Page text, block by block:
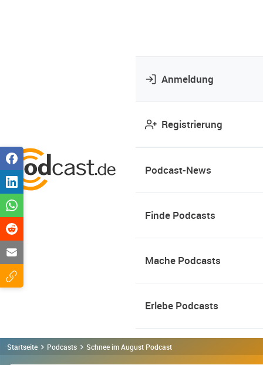
Anmeldung
Registrierung
Podcast-News
Finde Podcasts
Mache Podcasts
Erlebe Podcasts
Startseite Podcasts Schnee im August Podcast